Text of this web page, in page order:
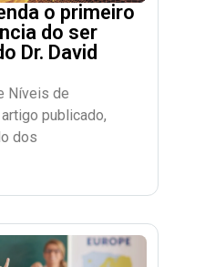
o primeiro
do ser
Dr. David
Níveis de
publicado,
dos